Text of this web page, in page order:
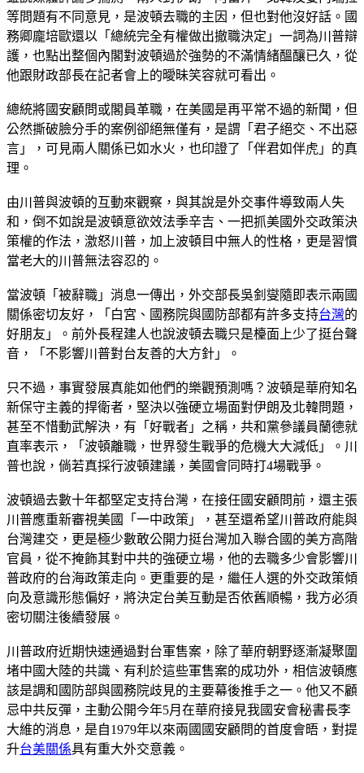
等問題有不同意見，是波頓去職的主因，但也對他沒好話。國
務卿龐培歐還以「總統完全有權做出撤職決定」一詞為川普辯
護，也點出整個內閣對波頓過於強勢的不滿情緒醞釀已久，從
他跟財政部長在記者會上的曖昧笑容就可看出。
總統將國安顧問或閣員革職，在美國是再平常不過的新聞，但
公然撕破臉分手的案例卻絕無僅有，是謂「君子絕交、不出惡
言」，可見兩人關係已如水火，也印證了「伴君如伴虎」的真
理。
由川普與波頓的互動來觀察，與其說是外交事件導致兩人失
和，倒不如說是波頓意欲效法季辛吉、一把抓美國外交政策決
策權的作法，激怒川普，加上波頓目中無人的性格，更是習慣
當老大的川普無法容忍的。
當波頓「被辭職」消息一傳出，外交部長吳釗燮隨即表示兩國
關係密切友好，「白宮、國務院與國防部都有許多支持台灣的
好朋友」。前外長程建人也說波頓去職只是檯面上少了挺台聲
音，「不影響川普對台友善的大方針」。
只不過，事實發展真能如他們的樂觀預測嗎？波頓是華府知名
新保守主義的捍衛者，堅決以強硬立場面對伊朗及北韓問題，
甚至不惜動武解決，有「好戰者」之稱，共和黨參議員蘭德就
直率表示，「波頓離職，世界發生戰爭的危機大大減低」。川
普也說，倘若真採行波頓建議，美國會同時打4場戰爭。
波頓過去數十年都堅定支持台灣，在接任國安顧問前，還主張
川普應重新審視美國「一中政策」，甚至還希望川普政府能與
台灣建交，更是極少數敢公開力挺台灣加入聯合國的美方高階
官員，從不掩飾其對中共的強硬立場，他的去職多少會影響川
普政府的台海政策走向。更重要的是，繼任人選的外交政策傾
向及意識形態偏好，將決定台美互動是否依舊順暢，我方必須
密切關注後續發展。
川普政府近期快速通過對台軍售案，除了華府朝野逐漸凝聚圍
堵中國大陸的共識、有利於這些軍售案的成功外，相信波頓應
該是調和國防部與國務院歧見的主要幕後推手之一。他又不顧
忌中共反彈，主動公開今年5月在華府接見我國安會秘書長李
大維的消息，是自1979年以來兩國國安顧問的首度會晤，對提
升台美關係具有重大外交意義。